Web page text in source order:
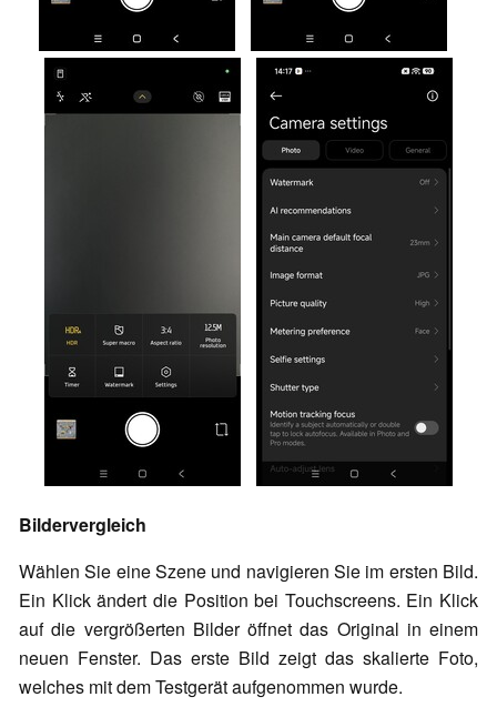
Bildervergleich
Wählen Sie eine Szene und navigieren Sie im ersten Bild.
Ein Klick ändert die Position bei Touchscreens. Ein Klick
auf die vergrößerten Bilder öffnet das Original in einem
neuen Fenster. Das erste Bild zeigt das skalierte Foto,
welches mit dem Testgerät aufgenommen wurde.